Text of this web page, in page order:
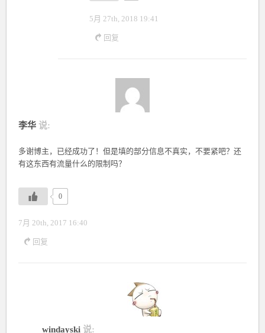
5月 27th, 2018 19:41
回复
李华 说:
多谢博主，已经成功了！但是填的部分信息不真实，不要紧吧？还
有这东西有流量什么的限制吗？
0
7月 20th, 2017 16:40
回复
windayski 说: